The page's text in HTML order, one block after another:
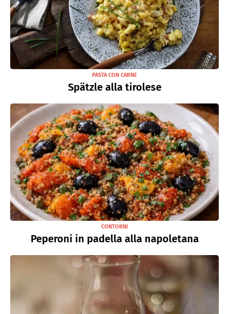
PASTA CON CARNE
Spätzle alla tirolese
CONTORNI
Peperoni in padella alla napoletana